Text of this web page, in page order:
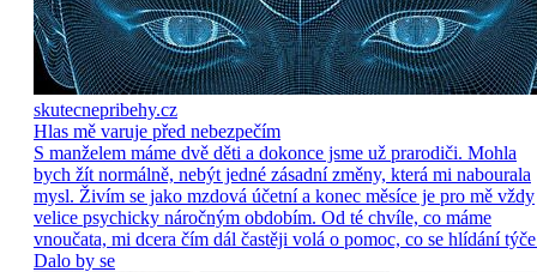
skutecnepribehy.cz
Hlas mě varuje před nebezpečím
S manželem máme dvě děti a dokonce jsme už prarodiči. Mohla
bych žít normálně, nebýt jedné zásadní změny, která mi nabourala
mysl. Živím se jako mzdová účetní a konec měsíce je pro mě vždy
velice psychicky náročným obdobím. Od té chvíle, co máme
vnoučata, mi dcera čím dál častěji volá o pomoc, co se hlídání
Dalo by se